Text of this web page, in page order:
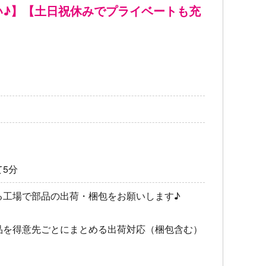
】【土日祝休みでプライベートも充
分
場で部品の出荷・梱包をお願いします♪
得意先ごとにまとめる出荷対応（梱包含む）